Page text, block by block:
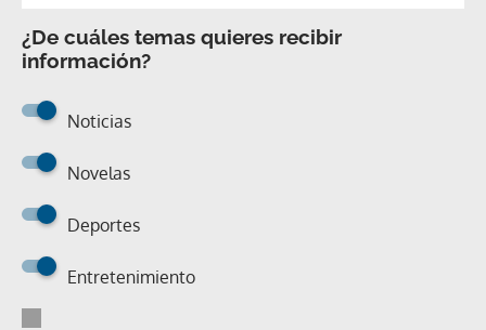
¿De cuáles temas quieres recibir
información?
Noticias
Novelas
Deportes
Entretenimiento